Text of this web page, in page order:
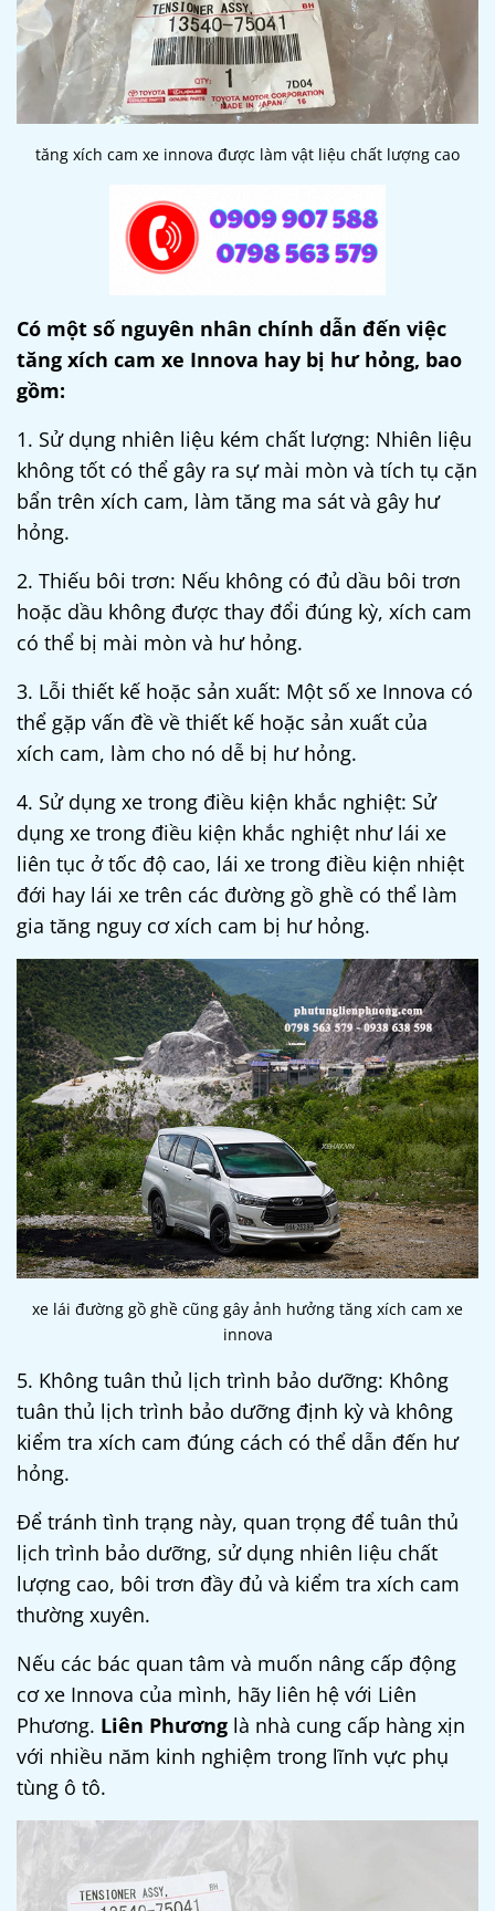
tăng xích cam xe innova được làm vật liệu chất lượng cao
Có một số nguyên nhân chính dẫn đến việc
tăng xích cam xe Innova hay bị hư hỏng, bao
gồm:
1. Sử dụng nhiên liệu kém chất lượng: Nhiên liệu
không tốt có thể gây ra sự mài mòn và tích tụ cặn
bẩn trên xích cam, làm tăng ma sát và gây hư
hỏng.
2. Thiếu bôi trơn: Nếu không có đủ dầu bôi trơn
hoặc dầu không được thay đổi đúng kỳ, xích cam
có thể bị mài mòn và hư hỏng.
3. Lỗi thiết kế hoặc sản xuất: Một số xe Innova có
thể gặp vấn đề về thiết kế hoặc sản xuất của
xích cam, làm cho nó dễ bị hư hỏng.
4. Sử dụng xe trong điều kiện khắc nghiệt: Sử
dụng xe trong điều kiện khắc nghiệt như lái xe
liên tục ở tốc độ cao, lái xe trong điều kiện nhiệt
đới hay lái xe trên các đường gồ ghề có thể làm
gia tăng nguy cơ xích cam bị hư hỏng.
xe lái đường gồ ghề cũng gây ảnh hưởng tăng xích cam xe
innova
5. Không tuân thủ lịch trình bảo dưỡng: Không
tuân thủ lịch trình bảo dưỡng định kỳ và không
kiểm tra xích cam đúng cách có thể dẫn đến hư
hỏng.
Để tránh tình trạng này, quan trọng để tuân thủ
lịch trình bảo dưỡng, sử dụng nhiên liệu chất
lượng cao, bôi trơn đầy đủ và kiểm tra xích cam
thường xuyên.
Nếu các bác quan tâm và muốn nâng cấp động
cơ xe Innova của mình, hãy liên hệ với Liên
Phương. Liên Phương là nhà cung cấp hàng xịn
với nhiều năm kinh nghiệm trong lĩnh vực phụ
tùng ô tô.